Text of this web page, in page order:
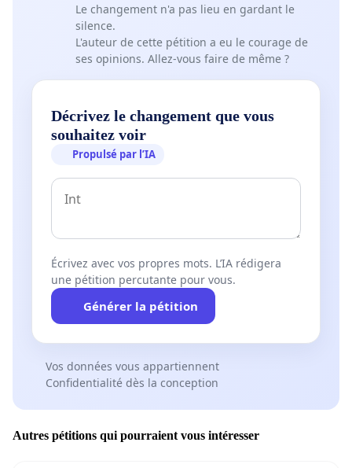
Le changement n'a pas lieu en gardant le
silence.
L'auteur de cette pétition a eu le courage de
ses opinions. Allez-vous faire de même ?
Décrivez le changement que vous
souhaitez voir
Propulsé par l’IA
Écrivez avec vos propres mots. L’IA rédigera
une pétition percutante pour vous.
Générer la pétition
Vos données vous appartiennent
Confidentialité dès la conception
Autres pétitions qui pourraient vous intéresser